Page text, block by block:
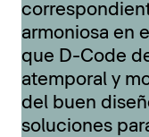
armoniosa en
que D-Code
atemporal y
del buen
soluciones